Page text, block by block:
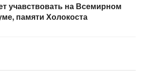
учавствовать на Всемирном
памяти Холокоста